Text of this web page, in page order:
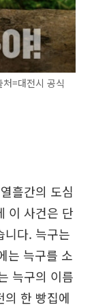
=대전시 공식
흘간의 도심
이 사건은 단
니다. 늑구는
는 늑구를 소
늑구의 이름
의 한 빵집에